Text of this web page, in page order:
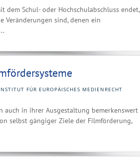
Schul- oder Hochschulabschluss endet,
Veränderungen sind, denen ein
FÜR EUROPÄISCHES MEDIENRECHT
auch in ihrer Ausgestaltung bemerkenswert
selbst gängiger Ziele der Filmförderung,